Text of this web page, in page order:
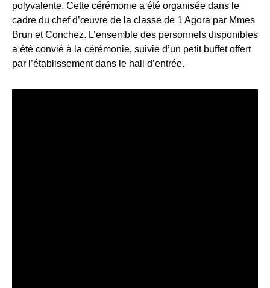
polyvalente. Cette cérémonie a été organisée dans le
cadre du chef d’œuvre de la classe de 1 Agora par Mmes
Brun et Conchez. L’ensemble des personnels disponibles
a été convié à la cérémonie, suivie d’un petit buffet offert
par l’établissement dans le hall d’entrée.